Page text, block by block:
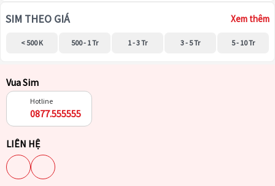
SIM THEO GIÁ Xem thêm
< 500 K 500 - 1 Tr 1 - 3 Tr 3 - 5 Tr 5 - 10 Tr
Vua Sim
Hotline
0877.555555
LIÊN HỆ